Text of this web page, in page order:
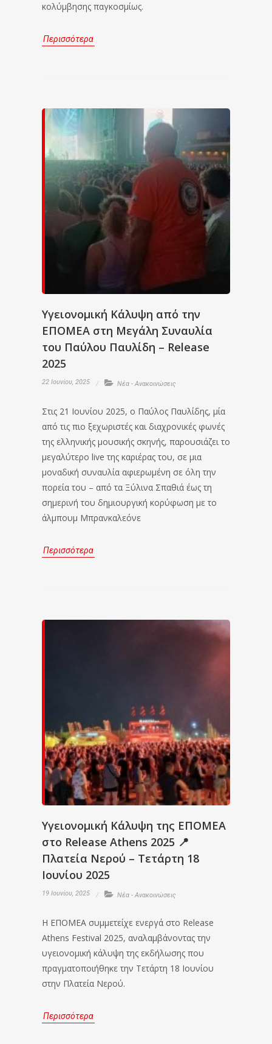
κολύμβησης παγκοσμίως.
Περισσότερα
Υγειονομική Κάλυψη από την
ΕΠΟΜΕΑ στη Μεγάλη Συναυλία
του Παύλου Παυλίδη – Release
2025
22 Ιουνίου, 2025 Νέα - Ανακοινώσεις
Στις 21 Ιουνίου 2025, ο Παύλος Παυλίδης, μία
από τις πιο ξεχωριστές και διαχρονικές φωνές
της ελληνικής μουσικής σκηνής, παρουσιάζει το
μεγαλύτερο live της καριέρας του, σε μια
μοναδική συναυλία αφιερωμένη σε όλη την
πορεία του – από τα Ξύλινα Σπαθιά έως τη
σημερινή του δημιουργική κορύφωση με το
άλμπουμ Μπρανκαλεόνε
Περισσότερα
Υγειονομική Κάλυψη της ΕΠΟΜΕΑ
στο Release Athens 2025 📍
Πλατεία Νερού – Τετάρτη 18
Ιουνίου 2025
19 Ιουνίου, 2025 Νέα - Ανακοινώσεις
Η ΕΠΟΜΕΑ συμμετείχε ενεργά στο Release
Athens Festival 2025, αναλαμβάνοντας την
υγειονομική κάλυψη της εκδήλωσης που
πραγματοποιήθηκε την Τετάρτη 18 Ιουνίου
στην Πλατεία Νερού.
Περισσότερα